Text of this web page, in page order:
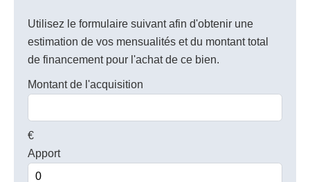
Utilisez le formulaire suivant afin d'obtenir une
estimation de vos mensualités et du montant total
de financement pour l'achat de ce bien.
Montant de l'acquisition
€
Apport